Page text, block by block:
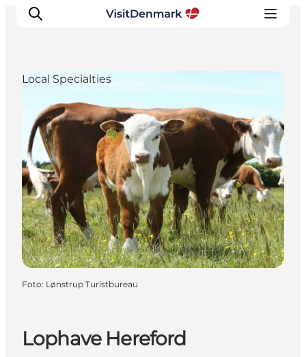
Ispirazioni
Dove andare
Cosa fare
Dove dormire
Pianifica il viaggio
Lophave Hereford
Local Specialties
Foto: Lønstrup Turistbureau